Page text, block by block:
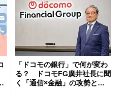
「ドコモの銀行」で何が変わ
る？ ドコモFG廣井社長に聞
く「通信×金融」の攻勢とグ